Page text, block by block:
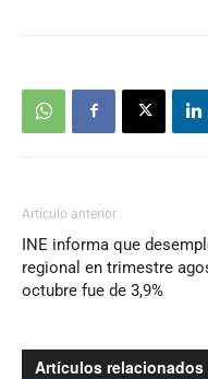
Artículo anterior
INE informa que
regional en trimestre
octubre fue de 3,9%
Artículos relacionados